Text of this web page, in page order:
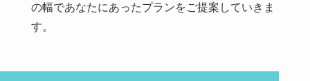
の幅であなたにあったプランをご提案していきま
す。